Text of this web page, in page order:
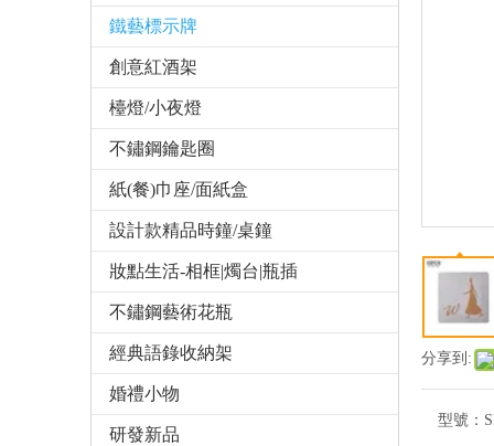
鐵藝標示牌
創意紅酒架
檯燈/小夜燈
不鏽鋼鑰匙圈
紙(餐)巾座/面紙盒
設計款精品時鐘/桌鐘
妝點生活-相框|燭台|瓶插
不鏽鋼藝術花瓶
經典語錄收納架
婚禮小物
研發新品
分享到:
型號：